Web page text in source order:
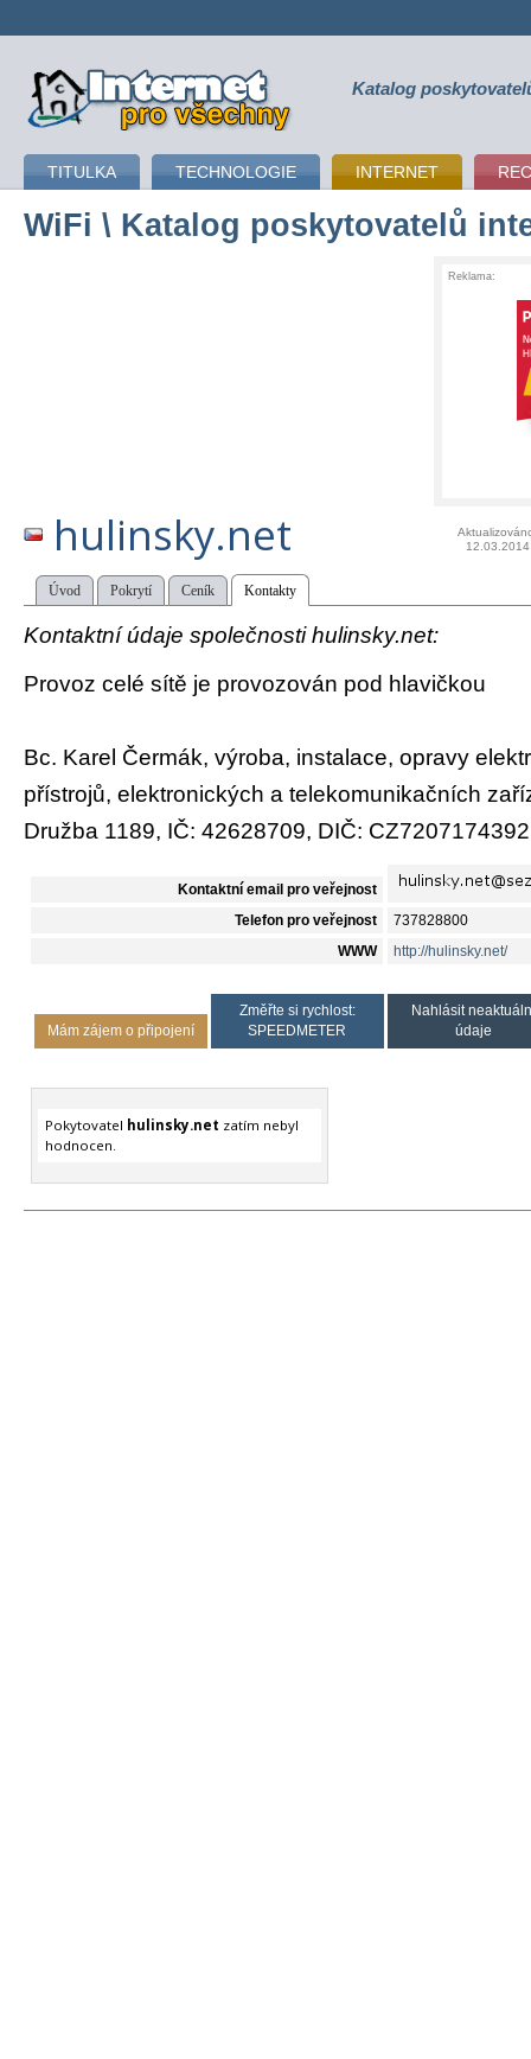
připojení k internetu Katalog
TITULKA TECHNOLOGIE INTERNET
WiFi \ Katalog poskytovatelů
Reklama:
hulinsky.net
12.03.2014
Úvod Pokrytí Ceník Kontakty
Kontaktní údaje společnosti hulinsky.net:
Provoz celé sítě je provozován pod hlavičkou
Bc. Karel Čermák, výroba, instalace, opravy
přístrojů, elektronických a telekomunikačních
Družba 1189, IČ: 42628709, DIČ:
Kontaktní email pro veřejnost
Telefon pro veřejnost 737828800
WWW http://hulinsky.net/
Mám zájem o připojení
Změřte si rychlost:
SPEEDMETER
Nahlásit
údaje
Pokytovatel hulinsky.net zatím nebyl
hodnocen.